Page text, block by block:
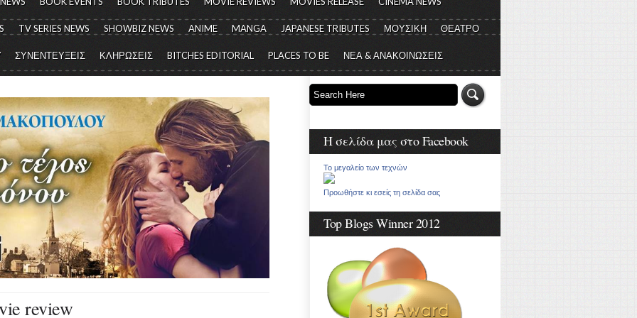
TV SERIES NEWS SHOWBIZ NEWS ANIME MANGA JAPANESE TRIBUTES ΜΟΥΣΙΚΗ ΘΕΑΤΡΟ
ΣΥΝΕΝΤΕΥΞΕΙΣ ΚΛΗΡΩΣΕΙΣ BITCHES EDITORIAL PLACES TO BE ΝΕΑ & ΑΝΑΚΟΙΝΩΣΕΙΣ
review
Η σελίδα μας στο Facebook
Το μεγαλείο των τεχνών
Προωθήστε κι εσείς τη σελίδα σας
Top Blogs Winner 2012